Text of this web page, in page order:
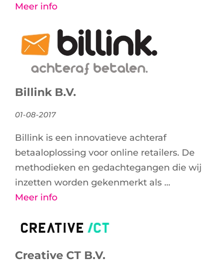
Meer info
Billink B.V.
01-08-2017
Billink is een innovatieve achteraf
betaaloplossing voor online retailers. De
methodieken en gedachtegangen die wij
inzetten worden gekenmerkt als ...
Meer info
Creative CT B.V.